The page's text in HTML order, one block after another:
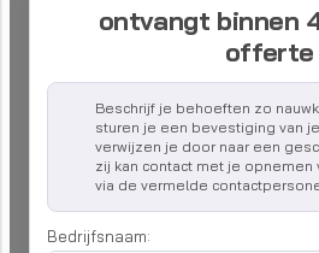
ontvangt binnen
offerte
Beschrijf je behoeften zo
sturen je een bevestiging van
verwijzen je door naar een
zij kan contact met je
via de vermelde
Bedrijfsnaam: